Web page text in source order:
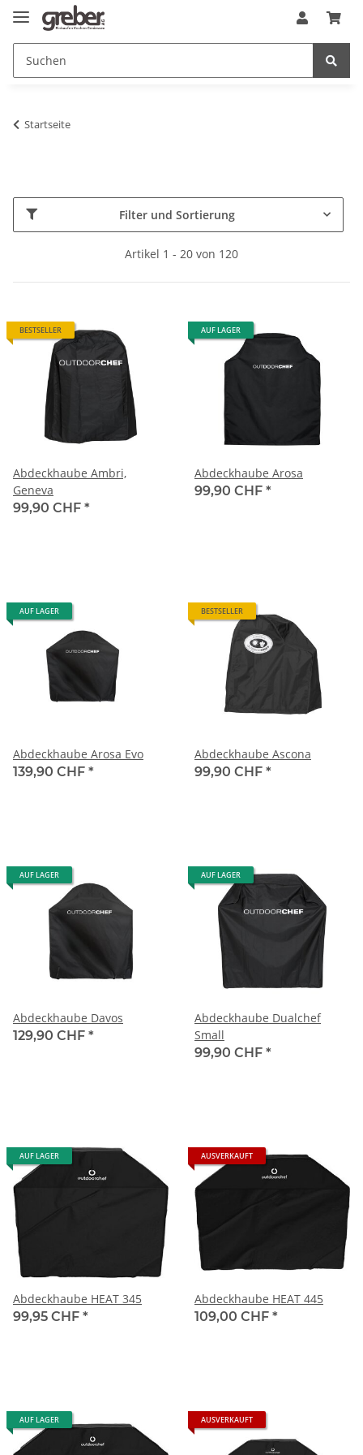
Startseite
Filter und Sortierung
Artikel 1 - 20 von 120
BESTSELLER
Abdeckhaube Ambri,
Geneva
99,90 CHF *
AUF LAGER
Abdeckhaube Arosa
99,90 CHF *
AUF LAGER
Abdeckhaube Arosa Evo
139,90 CHF *
BESTSELLER
Abdeckhaube Ascona
99,90 CHF *
AUF LAGER
Abdeckhaube Davos
129,90 CHF *
AUF LAGER
Abdeckhaube Dualchef
Small
99,90 CHF *
AUF LAGER
Abdeckhaube HEAT 345
99,95 CHF *
AUSVERKAUFT
Abdeckhaube HEAT 445
109,00 CHF *
AUF LAGER AUSVERKAUFT